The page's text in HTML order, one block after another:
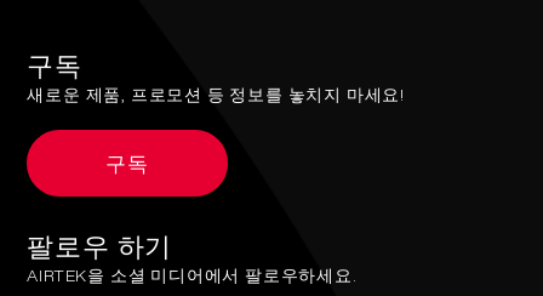
구독
새로운 제품, 프로모션 등 정보를 놓치지 마세요!
구독
팔로우 하기
AIRTEK을 소셜 미디어에서 팔로우하세요.